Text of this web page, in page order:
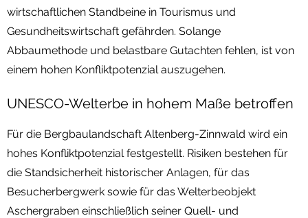
wirtschaftlichen Standbeine in Tourismus und
Gesundheitswirtschaft gefährden. Solange
Abbaumethode und belastbare Gutachten fehlen, ist von
einem hohen Konfliktpotenzial auszugehen.
UNESCO-Welterbe in hohem Maße betroffen
Für die Bergbaulandschaft Altenberg-Zinnwald wird ein
hohes Konfliktpotenzial festgestellt. Risiken bestehen für
die Standsicherheit historischer Anlagen, für das
Besucherbergwerk sowie für das Welterbeobjekt
Aschergraben einschließlich seiner Quell- und